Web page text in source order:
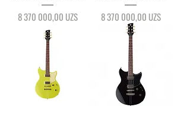
Цена
8 370 000,00 UZS Цена
8 370 000,00 UZS